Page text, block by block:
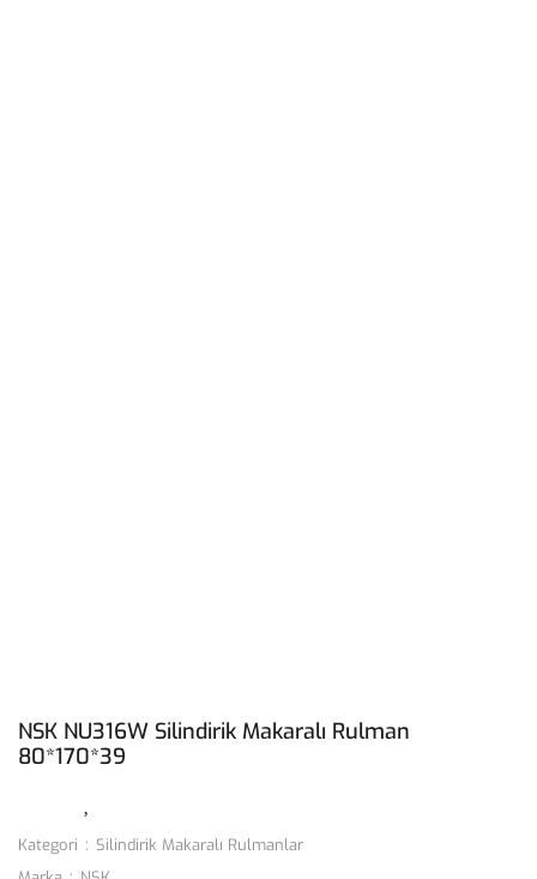
NSK NU316W Silindirik Makaralı Rulman
80*170*39
Kategori
Silindirik Makaralı Rulmanlar